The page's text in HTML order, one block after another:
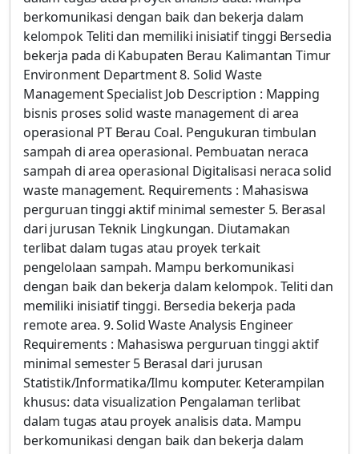
berkomunikasi dengan baik dan bekerja dalam
kelompok Teliti dan memiliki inisiatif tinggi Bersedia
bekerja pada di Kabupaten Berau Kalimantan Timur
Environment Department 8. Solid Waste
Management Specialist Job Description : Mapping
bisnis proses solid waste management di area
operasional PT Berau Coal. Pengukuran timbulan
sampah di area operasional. Pembuatan neraca
sampah di area operasional Digitalisasi neraca solid
waste management. Requirements : Mahasiswa
perguruan tinggi aktif minimal semester 5. Berasal
dari jurusan Teknik Lingkungan. Diutamakan
terlibat dalam tugas atau proyek terkait
pengelolaan sampah. Mampu berkomunikasi
dengan baik dan bekerja dalam kelompok. Teliti dan
memiliki inisiatif tinggi. Bersedia bekerja pada
remote area. 9. Solid Waste Analysis Engineer
Requirements : Mahasiswa perguruan tinggi aktif
minimal semester 5 Berasal dari jurusan
Statistik/Informatika/Ilmu komputer. Keterampilan
khusus: data visualization Pengalaman terlibat
dalam tugas atau proyek analisis data. Mampu
berkomunikasi dengan baik dan bekerja dalam